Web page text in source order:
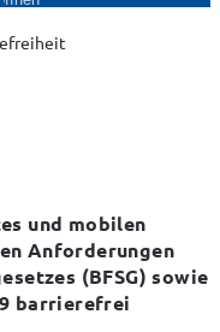
und mobilen
Anforderungen
(BFSG) sowie
barrierefrei